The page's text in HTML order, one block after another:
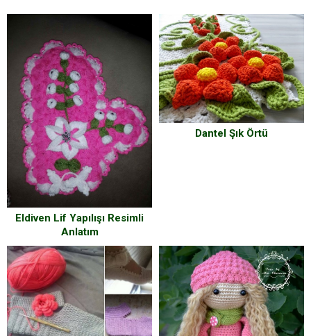
Eldiven Lif Yapılışı Resimli
Anlatım
Dantel Şık Örtü